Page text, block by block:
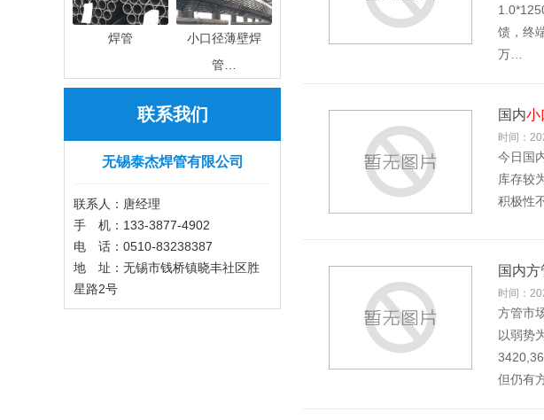
焊管
小口径薄壁焊
管…
联系我们
无锡泰杰焊管有限公司
联系人：唐经理
手 机：133-3877-4902
电 话：0510-83238387
地 址：无锡市钱桥镇晓丰社区胜
星路2号
馈，终
万…
国内小
时间：
今日国
库存较
积极性
国内
时间：
方管市
以弱势
但仍有